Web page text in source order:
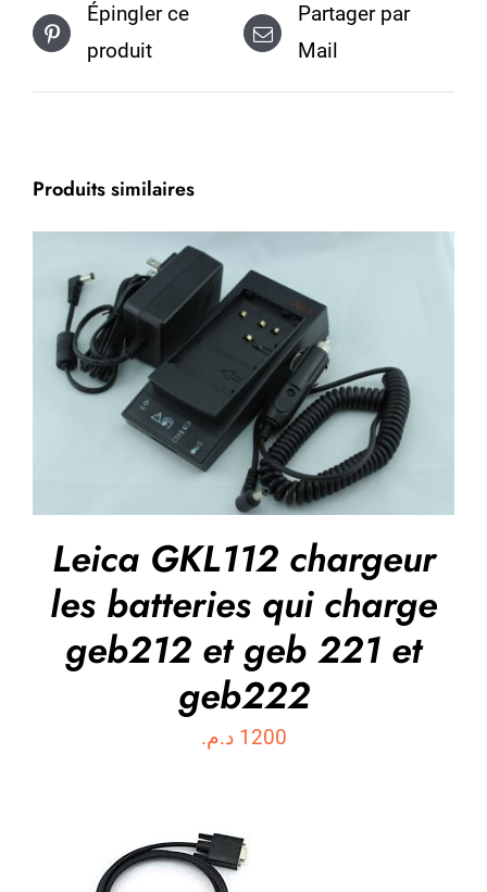
Épingler ce
produit
Partager par
Mail
Produits similaires
ACHETER MAINTENANT / DÉTAILS
Leica GKL112 chargeur
les batteries qui charge
geb212 et geb 221 et
geb222
1200 د.م.